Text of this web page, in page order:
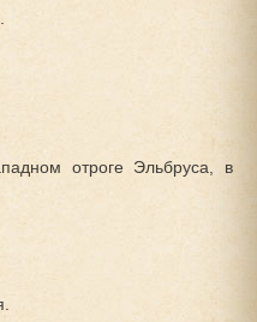
отроге Эльбруса, в